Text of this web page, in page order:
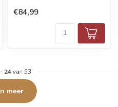
€84,99
- 24van 53
meer